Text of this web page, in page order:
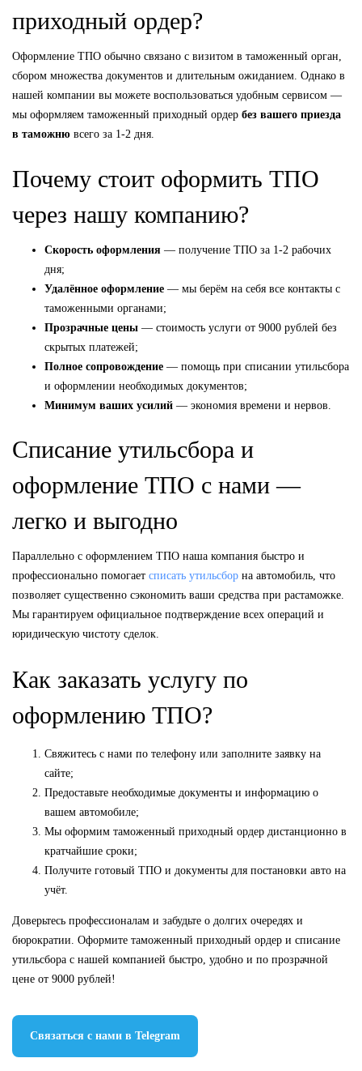
приходный ордер?
Оформление ТПО обычно связано с визитом в таможенный орган,
сбором множества документов и длительным ожиданием. Однако в
нашей компании вы можете воспользоваться удобным сервисом —
мы оформляем таможенный приходный ордер без вашего приезда
в таможню всего за 1-2 дня.
Почему стоит оформить ТПО
через нашу компанию?
Скорость оформления — получение ТПО за 1-2 рабочих
дня;
Удалённое оформление — мы берём на себя все контакты с
таможенными органами;
Прозрачные цены — стоимость услуги от 9000 рублей без
скрытых платежей;
Полное сопровождение — помощь при списании утильсбора
и оформлении необходимых документов;
Минимум ваших усилий — экономия времени и нервов.
Списание утильсбора и
оформление ТПО с нами —
легко и выгодно
Параллельно с оформлением ТПО наша компания быстро и
профессионально помогает списать утильсбор на автомобиль, что
позволяет существенно сэкономить ваши средства при растаможке.
Мы гарантируем официальное подтверждение всех операций и
юридическую чистоту сделок.
Как заказать услугу по
оформлению ТПО?
Свяжитесь с нами по телефону или заполните заявку на
сайте;
Предоставьте необходимые документы и информацию о
вашем автомобиле;
Мы оформим таможенный приходный ордер дистанционно в
кратчайшие сроки;
Получите готовый ТПО и документы для постановки авто на
учёт.
Доверьтесь профессионалам и забудьте о долгих очередях и
бюрократии. Оформите таможенный приходный ордер и списание
утильсбора с нашей компанией быстро, удобно и по прозрачной
цене от 9000 рублей!
Связаться с нами в Telegram